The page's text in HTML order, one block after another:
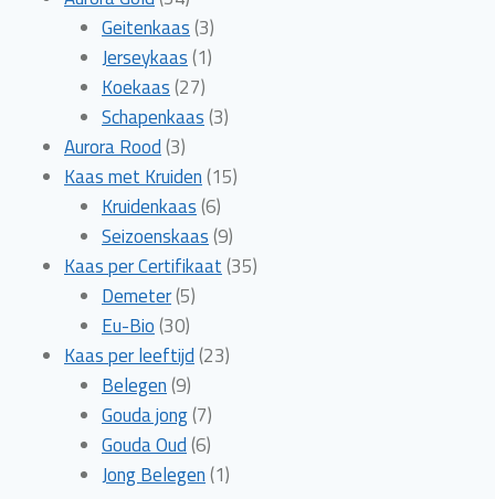
producten
Geitenkaas 33
producten
Jerseykaas 11
Koekaas 2727
producten
Schapenkaas 33
Aurora Rood 33
producten
Kaas met Kruiden 1515
Kruidenkaas 66
producten
Seizoenskaas 99
producten
Kaas per Certifikaat 3535
Demeter 55
Eu-Bio 3030
producten
Kaas per leeftijd 2323
Belegen 99
producten
Gouda jong 77
producten
Gouda Oud 66
producten
Jong Belegen 11